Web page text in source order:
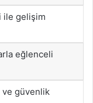
ile gelişim
eğlenceli
ve güvenlik